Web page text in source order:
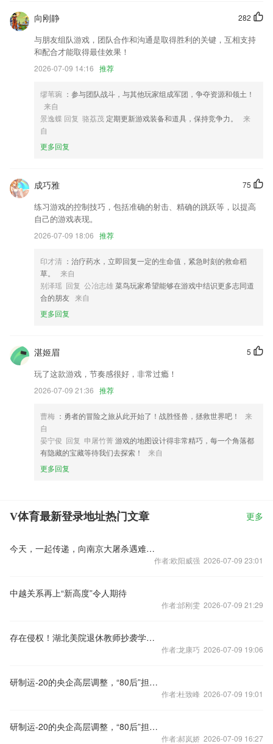
V体育最新登录地址更新了什么?
用户搜索优化
软件便捷的为您提供录音识别服务，轻按即可录音，录制完成之后一键点
击即可识别，语音识别后的内容可以进行中英文一键翻译一键复制
修复部分导致报错问题；
新增：支持分屏
坐标点击：有些控件没有文字也没有ID，此时可以通过输入控件的坐标来
实现点击。
以上就是V体育最新登录地址的介绍，如果您喜欢这款软件，您可以到应
用商店进行打分评论，说出您的使用经历，以帮助我们更好的对产品进行
优化修改。
282
向刚静
与朋友组队游戏，团队合作和沟通是取得胜利的关键，互相支持
和配合才能取得最佳效果！
2026-07-09 14:16 推荐
缪苇琬 ：参与团队战斗，与其他玩家组成军团，争夺资源和领土！
来自
景逸蝶 回复 骆荔茂 定期更新游戏装备和道具，保持竞争力。
来
自
更多回复
75
成巧雅
练习游戏的控制技巧，包括准确的射击、精确的跳跃等，以提高
自己的游戏表现。
2026-07-09 18:06 推荐
印才清 ：治疗药水，立即回复一定的生命值，紧急时刻的救命稻
草。
来自
别泽瑶 回复 公冶志雄菜鸟玩家希望能够在游戏中结识更多志同道
合的朋友 来自
更多回复
5
湛姬眉
玩了这款游戏，节奏感很好，非常过瘾！
2026-07-09 21:36 推荐
曹梅 ：勇者的冒险之旅从此开始了！战胜怪兽，拯救世界吧！
来
自
晏宁俊 回复 申屠竹菁游戏的地图设计得非常精巧，每一个角落都
有隐藏的宝藏等待我们去探索！
来自
更多回复
V体育最新登录地址热门文章 更多
今天，一起传递，向南京大屠杀遇难同胞致哀！
作者:欧阳威强 2026-07-09 23:01
中越关系再上“新高度”令人期待
作者:邰刚雯 2026-07-09 21:29
存在侵权！湖北美院退休教师抄袭学生作品被判赔偿10万元
作者:龙康巧 2026-07-09 19:06
研制运-20的央企高层调整，“80后”担任总经理
作者:杜致峰 2026-07-09 19:01
研制运-20的央企高层调整，“80后”担任总经理
作者:郝岚娇 2026-07-09 16:27